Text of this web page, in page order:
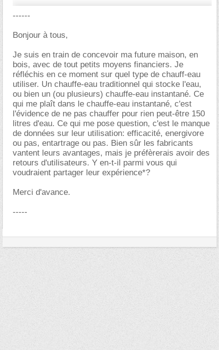
------
Bonjour à tous,
Je suis en train de concevoir ma future maison, en
bois, avec de tout petits moyens financiers. Je
réfléchis en ce moment sur quel type de chauff-eau
utiliser. Un chauffe-eau traditionnel qui stocke l'eau,
ou bien un (ou plusieurs) chauffe-eau instantané. Ce
qui me plaît dans le chauffe-eau instantané, c'est
l'évidence de ne pas chauffer pour rien peut-être 150
litres d'eau. Ce qui me pose question, c'est le manque
de données sur leur utilisation: efficacité, energivore
ou pas, entartrage ou pas. Bien sûr les fabricants
vantent leurs avantages, mais je préfèrerais avoir des
retours d'utilisateurs. Y en-t-il parmi vous qui
voudraient partager leur expérience*?
Merci d'avance.
-----